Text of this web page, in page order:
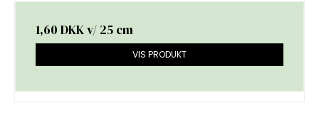
1,60 DKKv/ 25 cm
VIS PRODUKT